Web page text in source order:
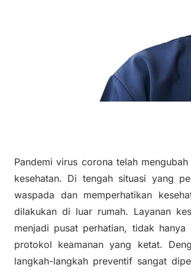
Pandemi virus corona telah
kesehatan. Di tengah situasi yang
waspada dan memperhatikan
dilakukan di luar rumah. Layanan
menjadi pusat perhatian, tidak
protokol keamanan yang ketat.
langkah-langkah preventif sangat